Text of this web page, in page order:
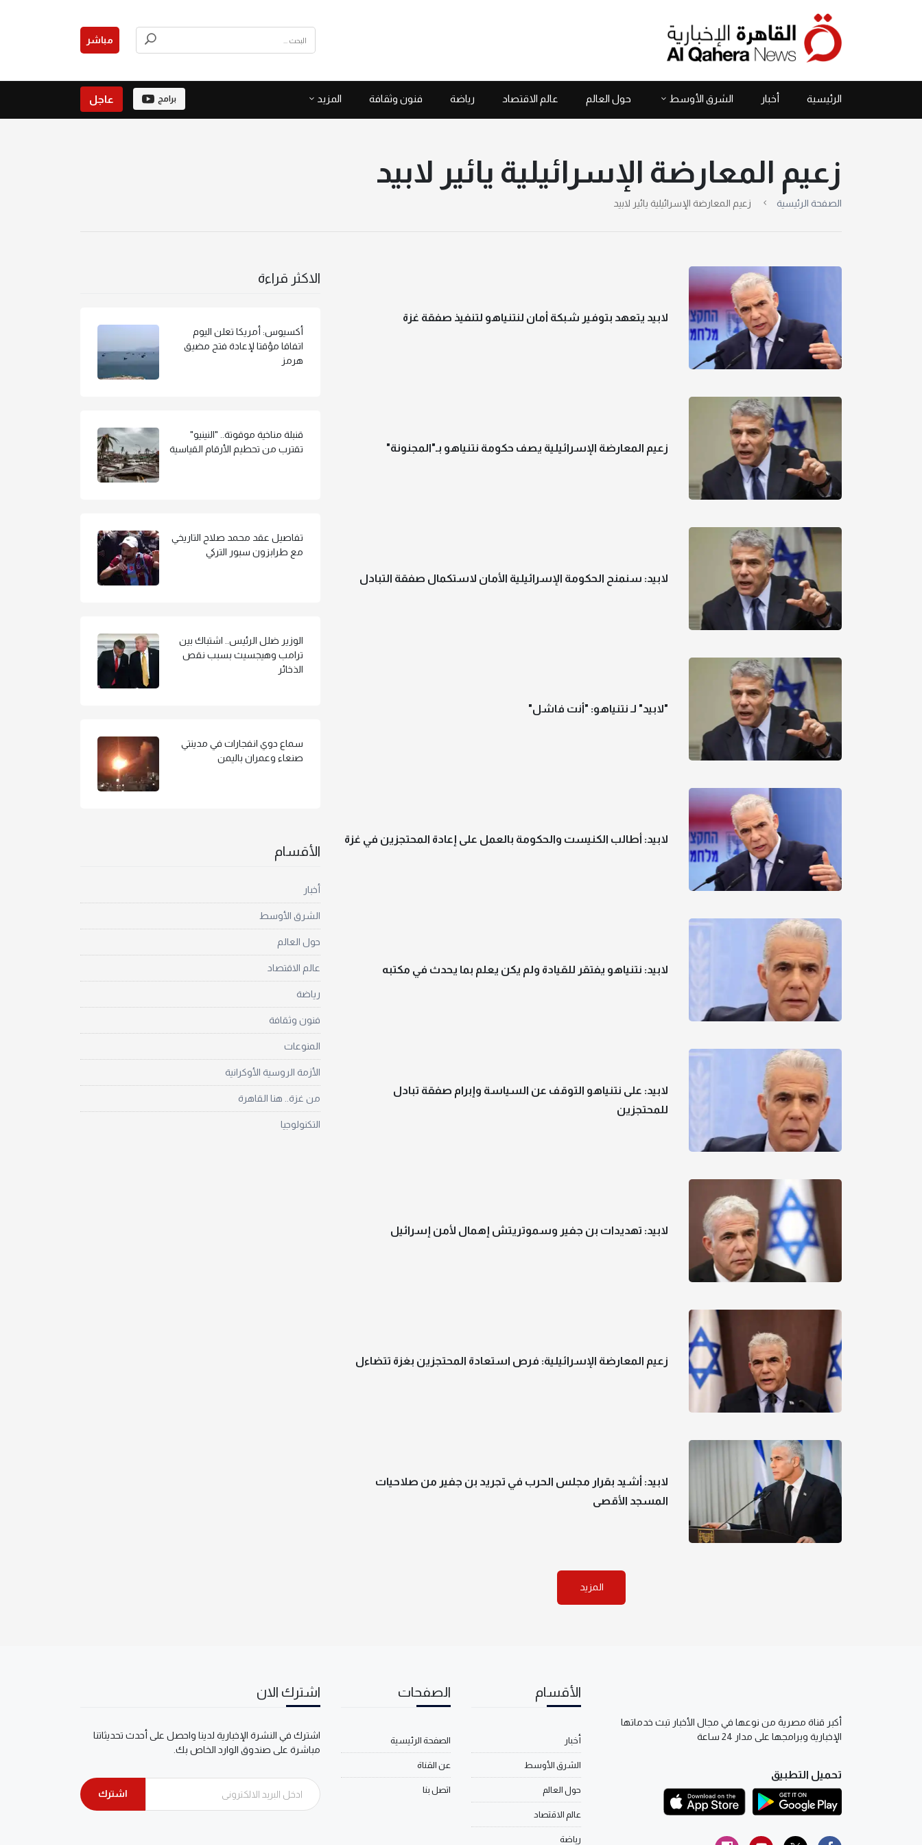
مباشر
الرئيسية أخبار الشرق الأوسط حول العالم عالم الاقتصاد رياضة فنون وثقافة المزيد برامج عاجل
زعيم المعارضة الإسرائيلية يائير لابيد
الصفحة الرئيسية زعيم المعارضة الإسرائيلية يائير لابيد
لابيد يتعهد بتوفير شبكة أمان لنتنياهو لتنفيذ صفقة غزة
زعيم المعارضة الإسرائيلية يصف حكومة نتنياهو بـ"المجنونة"
لابيد: سنمنح الحكومة الإسرائيلية الأمان لاستكمال صفقة التبادل
"لابيد" لـ نتنياهو: "أنت فاشل"
لابيد: أطالب الكنيست والحكومة بالعمل على إعادة المحتجزين في غزة
لابيد: نتنياهو يفتقر للقيادة ولم يكن يعلم بما يحدث في مكتبه
لابيد: على نتنياهو التوقف عن السياسة وإبرام صفقة تبادل
للمحتجزين
لابيد: تهديدات بن جفير وسموتريتش إهمال لأمن إسرائيل
زعيم المعارضة الإسرائيلية: فرص استعادة المحتجزين بغزة تتضاءل
لابيد: أشيد بقرار مجلس الحرب في تجريد بن جفير من صلاحيات
المسجد الأقصى
المزيد
الاكثر قراءة
أكسيوس: أمريكا تعلن اليوم
اتفاقا مؤقتا لإعادة فتح مضيق
هرمز
قنبلة مناخية موقوتة.. "النينيو"
تقترب من تحطيم الأرقام القياسية
تفاصيل عقد محمد صلاح التاريخي
مع طرابزون سبور التركي
الوزير ضلل الرئيس.. اشتباك بين
ترامب وهيجسيث بسبب نقص
الذخائر
سماع دوي انفجارات في مدينتي
صنعاء وعمران باليمن
الأقسام
أخبار
الشرق الأوسط
حول العالم
عالم الاقتصاد
رياضة
فنون وثقافة
المنوعات
الأزمة الروسية الأوكرانية
من غزة.. هنا القاهرة
التكنولوجيا
أكبر قناة مصرية من نوعها في مجال الأخبار تبث خدماتها
الإخبارية وبرامجها على مدار 24 ساعة
تحميل التطبيق
الأقسام
أخبار
الشرق الأوسط
حول العالم
عالم الاقتصاد
رياضة
الصفحات
الصفحة الرئيسية
عن القناة
اتصل بنا
اشترك الان
اشترك في النشرة الإخبارية لدينا واحصل على أحدث تحديثاتنا
مباشرة على صندوق الوارد الخاص بك.
اشترك